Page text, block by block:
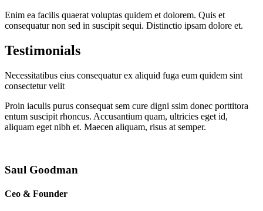
Enim ea facilis quaerat voluptas quidem et dolorem. Quis et
consequatur non sed in suscipit sequi. Distinctio ipsam dolore et.
Testimonials
Necessitatibus eius consequatur ex aliquid fuga eum quidem sint
consectetur velit
Proin iaculis purus consequat sem cure digni ssim donec porttitora
entum suscipit rhoncus. Accusantium quam, ultricies eget id,
aliquam eget nibh et. Maecen aliquam, risus at semper.
Saul Goodman
Ceo & Founder